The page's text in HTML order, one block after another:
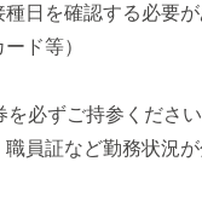
日を確認する必要
ド等）
必ずご持参ください
員証など勤務状況が